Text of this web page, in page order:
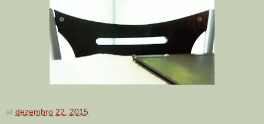
at dezembro 22, 2015